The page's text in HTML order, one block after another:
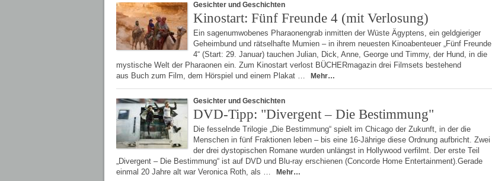
Gesichter und Geschichten
Kinostart: Fünf Freunde 4 (mit Verlosung)
Ein sagenumwobenes Pharaonengrab inmitten der Wüste Ägyptens, ein geldgieriger
Geheimbund und rätselhafte Mumien – in ihrem neuesten Kinoabenteuer „Fünf Freunde
4“ (Start: 29. Januar) tauchen Julian, Dick, Anne, George und Timmy, der Hund, in die
mystische Welt der Pharaonen ein. Zum Kinostart verlost BÜCHERmagazin drei Filmsets bestehend
aus Buch zum Film, dem Hörspiel und einem Plakat …
Mehr…
Gesichter und Geschichten
DVD-Tipp: "Divergent – Die Bestimmung"
Die fesselnde Trilogie „Die Bestimmung“ spielt im Chicago der Zukunft, in der die
Menschen in fünf Fraktionen leben – bis eine 16-Jährige diese Ordnung aufbricht. Zwei
der drei dystopischen Romane wurden unlängst in Hollywood verfilmt. Der erste Teil
„Divergent – Die Bestimmung“ ist auf DVD und Blu-ray erschienen (Concorde Home Entertainment).Gerade
einmal 20 Jahre alt war Veronica Roth, als …
Mehr…